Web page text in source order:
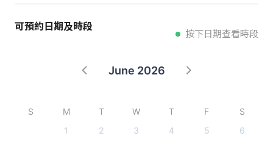
可預約日期及時段 按下日期查看時段
June 2026
S M T W T F
S
1
2 3 4 5
6